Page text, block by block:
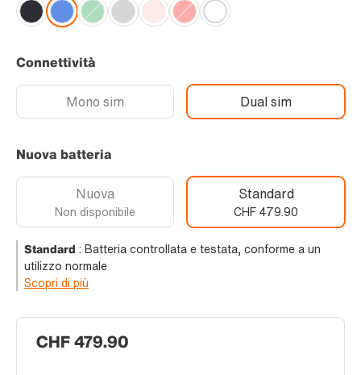
CHF 479.90
Connettività
Mono sim Dual sim
Nuova batteria
Nuova
Non disponibile
Standard
CHF 479.90
Standard : Batteria controllata e testata, conforme a un
utilizzo normale
Scopri di più